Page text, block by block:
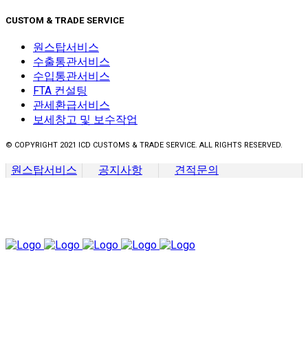
CUSTOM & TRADE SERVICE
원스탑서비스
수출통관서비스
수입통관서비스
FTA 컨설팅
관세환급서비스
보세창고 및 보수작업
© COPYRIGHT 2021 ICD CUSTOMS & TRADE SERVICE. ALL RIGHTS RESERVED.
원스탑서비스 공지사항 견적문의